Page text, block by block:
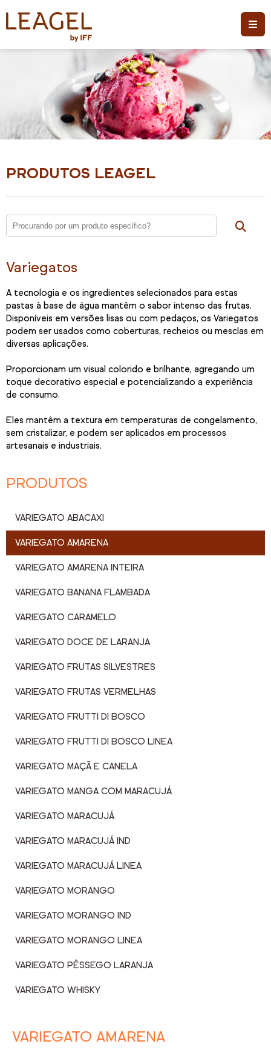
PRODUTOS LEAGEL
Variegatos
A tecnologia e os ingredientes selecionados para estas
pastas à base de água mantêm o sabor intenso das frutas.
Disponíveis em versões lisas ou com pedaços, os Variegatos
podem ser usados como coberturas, recheios ou mesclas em
diversas aplicações.
Proporcionam um visual colorido e brilhante, agregando um
toque decorativo especial e potencializando a experiência
de consumo.
Eles mantêm a textura em temperaturas de congelamento,
sem cristalizar, e podem ser aplicados em processos
artesanais e industriais.
PRODUTOS
VARIEGATO ABACAXI
VARIEGATO AMARENA
VARIEGATO AMARENA INTEIRA
VARIEGATO BANANA FLAMBADA
VARIEGATO CARAMELO
VARIEGATO DOCE DE LARANJA
VARIEGATO FRUTAS SILVESTRES
VARIEGATO FRUTAS VERMELHAS
VARIEGATO FRUTTI DI BOSCO
VARIEGATO FRUTTI DI BOSCO LINEA
VARIEGATO MAÇÃ E CANELA
VARIEGATO MANGA COM MARACUJÁ
VARIEGATO MARACUJÁ
VARIEGATO MARACUJÁ IND
VARIEGATO MARACUJÁ LINEA
VARIEGATO MORANGO
VARIEGATO MORANGO IND
VARIEGATO MORANGO LINEA
VARIEGATO PÊSSEGO LARANJA
VARIEGATO WHISKY
VARIEGATO AMARENA